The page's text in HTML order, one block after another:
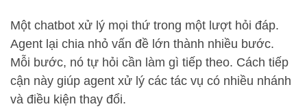
Một chatbot xử lý mọi thứ trong một lượt hỏi đáp.
Agent lại chia nhỏ vấn đề lớn thành nhiều bước.
Mỗi bước, nó tự hỏi cần làm gì tiếp theo. Cách tiếp
cận này giúp agent xử lý các tác vụ có nhiều nhánh
và điều kiện thay đổi.